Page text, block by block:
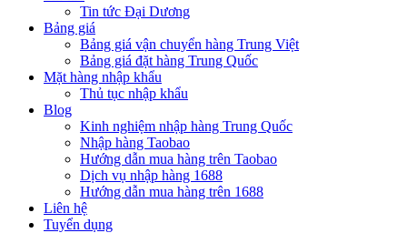
Tin tức Đại Dương
Bảng giá
Bảng giá vận chuyển hàng Trung Việt
Bảng giá đặt hàng Trung Quốc
Mặt hàng nhập khẩu
Thủ tục nhập khẩu
Blog
Kinh nghiệm nhập hàng Trung Quốc
Nhập hàng Taobao
Hướng dẫn mua hàng trên Taobao
Dịch vụ nhập hàng 1688
Hướng dẫn mua hàng trên 1688
Liên hệ
Tuyển dụng